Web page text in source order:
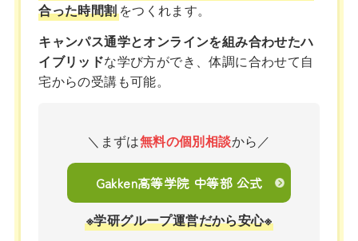
合った時間割をつくれます。
キャンパス通学とオンラインを組み合わせたハ
イブリッドな学び方ができ、体調に合わせて自
宅からの受講も可能。
＼まずは無料の個別相談から／
Gakken高等学院 中等部 公式
※学研グループ運営だから安心※